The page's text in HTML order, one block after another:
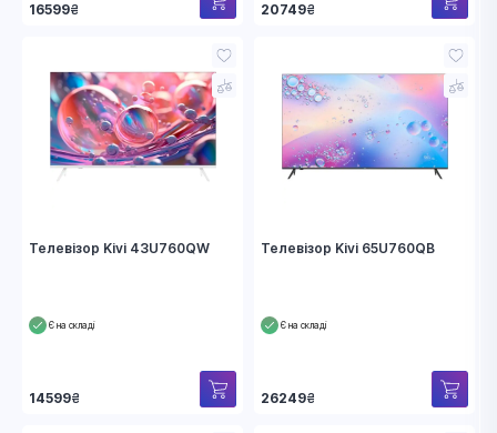
16599₴ 20749₴
Телевізор Kivi 43U760QW
Є на складі
14599₴
Телевізор Kivi 65U760QB
Є на складі
26249₴